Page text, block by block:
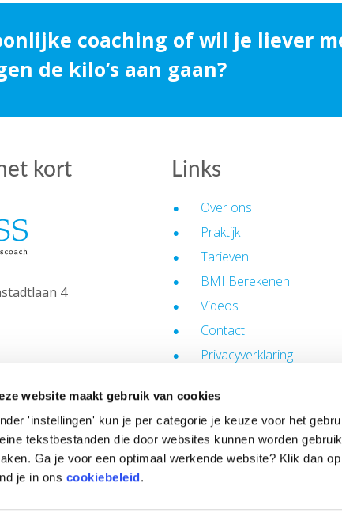
website maakt gebruik van cookies
'instellingen' kun je per categorie je keuze voor het
tekstbestanden die door websites kunnen worden
Ga je voor een optimaal werkende website? Klik dan
je in ons cookiebeleid.
coaching of wil je liever
de kilo’s aan gaan?
kort
4
Links
Over ons
Praktijk
Tarieven
BMI Berekenen
Videos
Contact
Privacyverklaring
Algemene voorwaarden